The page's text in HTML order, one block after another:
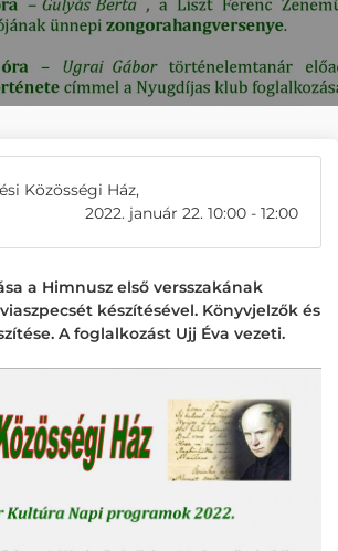
Közösségi Ház,
2022. január 22. 10:00 - 12:00
a Himnusz első versszakának
készítésével. Könyvjelzők és
A foglalkozást Ujj Éva vezeti.